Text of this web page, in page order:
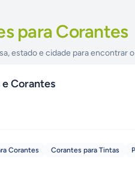
para Corantes
estado e cidade para encontrar
Corantes
Corantes Corantes para Tintas